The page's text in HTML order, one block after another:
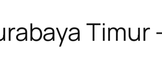
Timur